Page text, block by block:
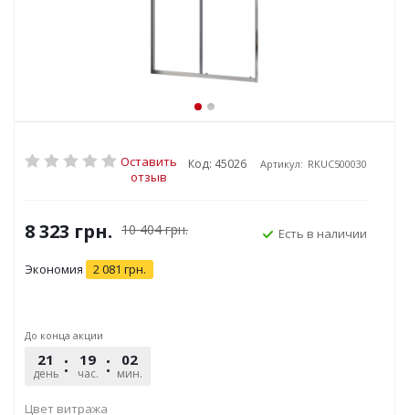
Оставить
отзыв
Код: 45026 Артикул: RKUC500030
8 323 грн. 10 404грн.
Экономия 2 081 грн.
Есть в наличии
До конца акции
21
день
19
час.
02
мин.
Цвет витража